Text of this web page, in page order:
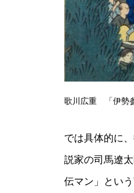
歌川広重 「伊勢
では具体的に
説家の司馬遼
伝マン」とい